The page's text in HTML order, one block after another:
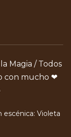
Magia / Todos
con mucho ❤
escénica: Violeta